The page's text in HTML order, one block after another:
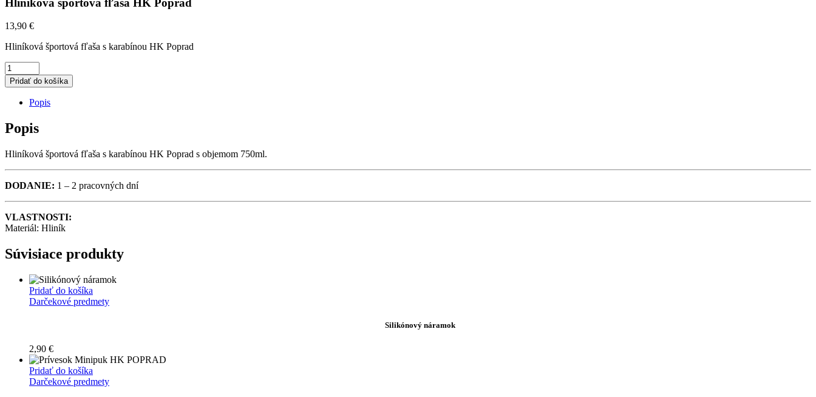
Hliníková športová fľaša HK Poprad
13,90 €
Hliníková športová fľaša s karabínou HK Poprad
HLINÍKOVÁ
ŠPORTOVÁ
FĽAŠA
HK
QUANTITY
Pridať do košíka
Popis
Popis
Hliníková športová fľaša s karabínou HK Poprad s objemom 750ml.
DODANIE: 1 – 2 pracovných dní
VLASTNOSTI:
Materiál: Hliník
Súvisiace produkty
Pridať do košíka
Darčekové predmety
Silikónový náramok
2,90 €
Pridať do košíka
Darčekové predmety